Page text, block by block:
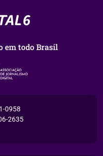
em todo Brasil
0958
2635